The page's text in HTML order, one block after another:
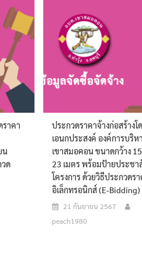
ราคา
น
ด
ประกวดราคาจ้างก่อสร้างโ
เอนกประสงค์ องค์การบริ
เขาสมอคอน ขนาดกว้าง
23 เมตร พร้อมป้ายประช
โครงการ ด้วยวิธีประกวดร
อิเล็กทรอนิกส์ (e-Bidding)
21 กันยายน 2567
peach1980